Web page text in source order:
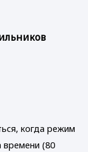
когда режим
времени (80